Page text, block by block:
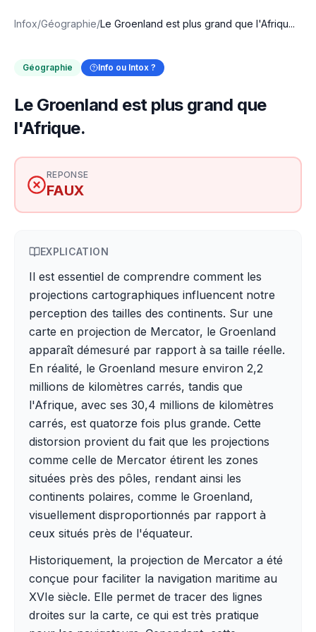
Infox/Géographie/Le Groenland est plus grand que l'Afriqu...
Géographie Info ou Intox ?
Le Groenland est plus grand que
l'Afrique.
REPONSE
FAUX
EXPLICATION
Il est essentiel de comprendre comment les
projections cartographiques influencent notre
perception des tailles des continents. Sur une
carte en projection de Mercator, le Groenland
apparaît démesuré par rapport à sa taille réelle.
En réalité, le Groenland mesure environ 2,2
millions de kilomètres carrés, tandis que
l'Afrique, avec ses 30,4 millions de kilomètres
carrés, est quatorze fois plus grande. Cette
distorsion provient du fait que les projections
comme celle de Mercator étirent les zones
situées près des pôles, rendant ainsi les
continents polaires, comme le Groenland,
visuellement disproportionnés par rapport à
ceux situés près de l'équateur.
Historiquement, la projection de Mercator a été
conçue pour faciliter la navigation maritime au
XVIe siècle. Elle permet de tracer des lignes
droites sur la carte, ce qui est très pratique